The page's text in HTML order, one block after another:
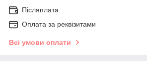
Післяплата
Оплата за реквізитами
Всі умови оплати